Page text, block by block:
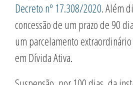
Decreto nº 17.308/2020. Além
concessão de um prazo de 90
um parcelamento
em Dívida Ativa.